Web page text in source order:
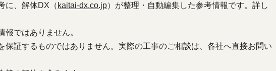
に、解体DX（ kaitai-dx.co.jp）が整理・自動編集した参考情報です。詳し
ではありません。
証するものではありません。実際の工事のご相談は、各社へ直接お問い